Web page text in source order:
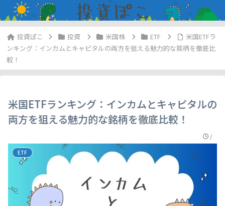
投資 米国株 ETF
米国ETFラ
ンキング：インカムとキャピタルの両方を狙える魅力的な銘柄を徹底比
較！
米国ETFランキング：インカムとキャピタルの
両方を狙える魅力的な銘柄を徹底比較！
/
ETF